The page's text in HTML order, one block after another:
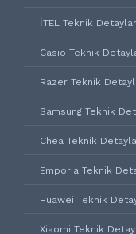
İTEL Teknik Detaylar
Casio Teknik
Razer Teknik
Samsung Teknik
Chea Teknik
Emporia Teknik
Huawei Teknik
Xiaomi Teknik